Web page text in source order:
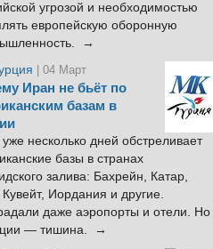
угрозой и необходимостью
европейскую оборонную
→
| 04 Март
Иран не бьёт по
базам в
несколько дней обстреливает
базы в странах
залива: Бахрейн, Катар,
Иордания и другие.
даже аэропорты и отели. Но
— тишина. →